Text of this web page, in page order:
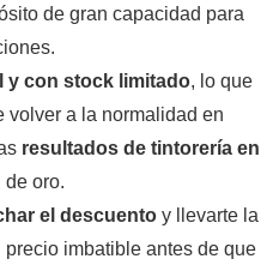
de gran capacidad para
y con stock limitado, lo que
volver a la normalidad en
resultados de tintorería en
de oro.
el descuento y llevarte la
imbatible antes de que